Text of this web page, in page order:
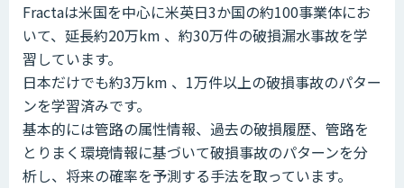
Fractaは米国を中心に米英日3か国の約100事業体にお
いて、延⻑約20万km 、約30万件の破損漏水事故を学
習しています。
日本だけでも約3万km 、1万件以上の破損事故のパター
ンを学習済みです。
基本的には管路の属性情報、過去の破損履歴、管路を
とりまく環境情報に基づいて破損事故のパターンを分
析し、将来の確率を予測する手法を取っています。